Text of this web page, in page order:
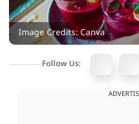
Image Credits: Canva
Follow Us: